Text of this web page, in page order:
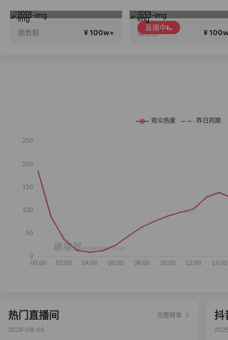
销售额 ¥ 100w+
直播中
销售额 ¥
热门直播间
完整榜单
2026-08-06
抖